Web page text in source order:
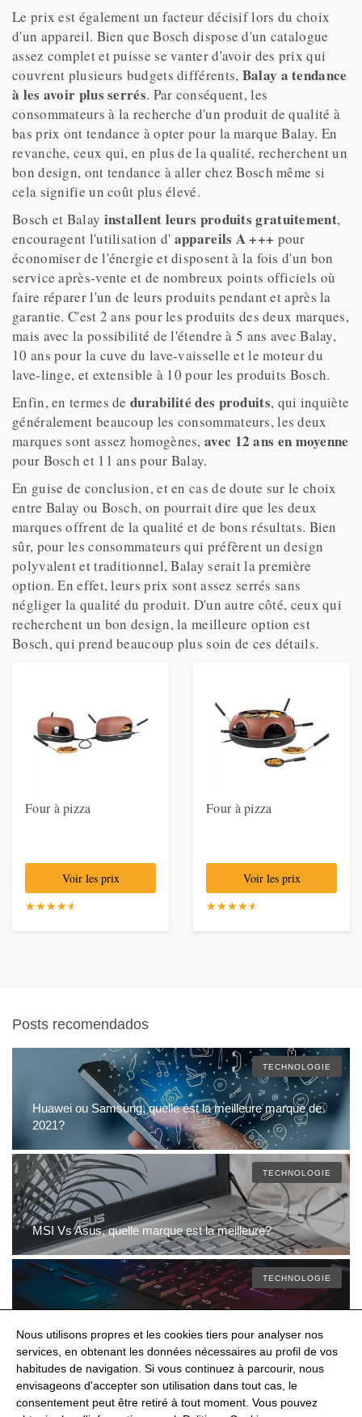
Le prix est également un facteur décisif lors du choix
d'un appareil. Bien que Bosch dispose d'un catalogue
assez complet et puisse se vanter d'avoir des prix qui
couvrent plusieurs budgets différents, Balay a tendance
à les avoir plus serrés. Par conséquent, les
consommateurs à la recherche d'un produit de qualité à
bas prix ont tendance à opter pour la marque Balay. En
revanche, ceux qui, en plus de la qualité, recherchent un
bon design, ont tendance à aller chez Bosch même si
cela signifie un coût plus élevé.
Bosch et Balay installent leurs produits gratuitement,
encouragent l'utilisation d' appareils A +++ pour
économiser de l'énergie et disposent à la fois d'un bon
service après-vente et de nombreux points officiels où
faire réparer l'un de leurs produits pendant et après la
garantie. C'est 2 ans pour les produits des deux marques,
mais avec la possibilité de l'étendre à 5 ans avec Balay,
10 ans pour la cuve du lave-vaisselle et le moteur du
lave-linge, et extensible à 10 pour les produits Bosch.
Enfin, en termes de durabilité des produits, qui inquiète
généralement beaucoup les consommateurs, les deux
marques sont assez homogènes,avec 12 ans en moyenne
pour Bosch et 11 ans pour Balay.
En guise de conclusion, et en cas de doute sur le choix
entre Balay ou Bosch, on pourrait dire que les deux
marques offrent de la qualité et de bons résultats. Bien
sûr, pour les consommateurs qui préfèrent un design
polyvalent et traditionnel, Balay serait la première
option. En effet, leurs prix sont assez serrés sans
négliger la qualité du produit. D'un autre côté, ceux qui
recherchent un bon design, la meilleure option est
Bosch, qui prend beaucoup plus soin de ces détails.
Four à pizza
Voir les prix
☆☆☆☆☆
★★★★★
Four à pizza
Voir les prix
☆☆☆☆☆
★★★★★
Posts recomendados
TECHNOLOGIE
Huawei ou Samsung, quelle est la meilleure marque de
2021?
TECHNOLOGIE
MSI Vs Asus, quelle marque est la meilleure?
TECHNOLOGIE
Lenovo ou Asus, quelle est la meilleure marque?
Nous utilisons propres et les cookies tiers pour analyser nos
services, en obtenant les données nécessaires au profil de vos
habitudes de navigation. Si vous continuez à parcourir, nous
envisageons d'accepter son utilisation dans tout cas, le
consentement peut être retiré à tout moment. Vous pouvez